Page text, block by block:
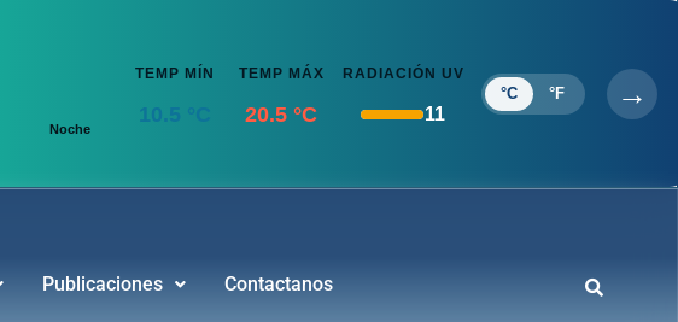
Noche
TEMP MÍN
8.5 °C
TEMP MÁX
21 °C
RADIACIÓN UV
11
°C °F →
Publicaciones Contactanos